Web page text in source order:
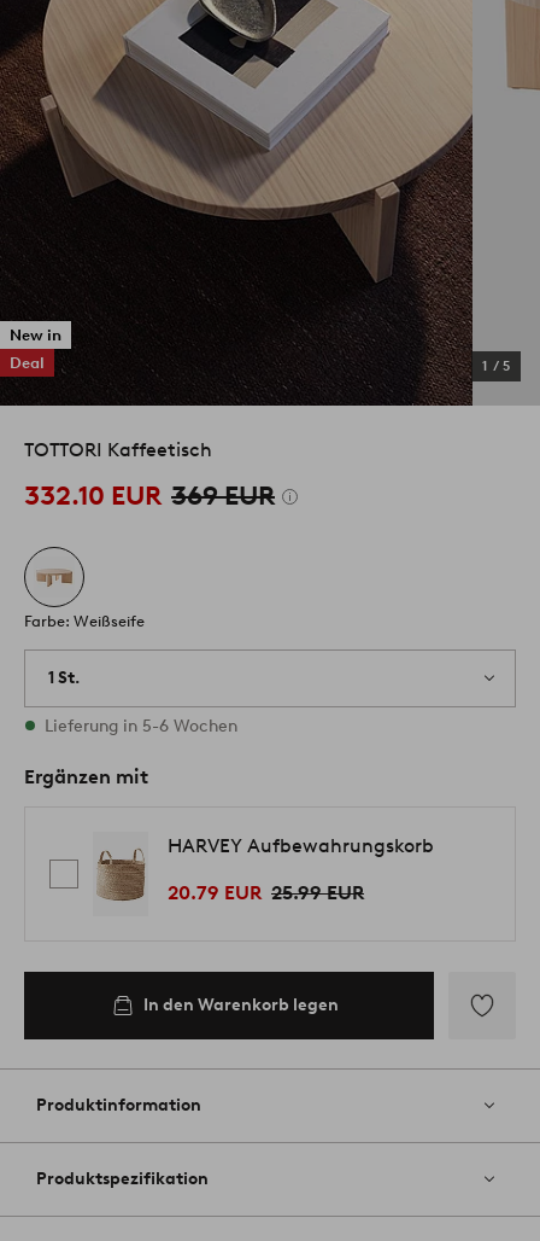
New in
Deal
1 / 5
TOTTORI Kaffeetisch
332.10 EUR 369 EUR
Farbe: Weißseife
1 St.
Vorrätig
Lieferung in 5-6 Wochen
Ergänzen mit
HARVEY Aufbewahrungskorb
20.79 EUR 25.99 EUR
In den Warenkorb legen
Favoriten
Produktinformation
Produktspezifikation